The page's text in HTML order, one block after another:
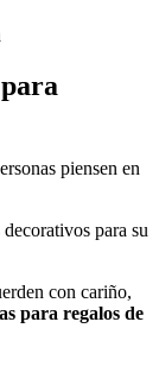
piensen en
para su
con cariño,
para regalos de